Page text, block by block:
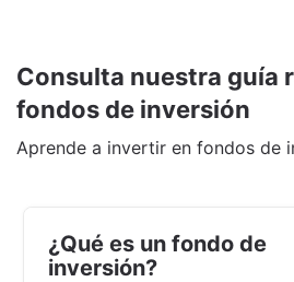
Consulta nuestra guía
fondos de inversión
Aprende a invertir en fondos de
¿Qué es un fondo de
inversión?